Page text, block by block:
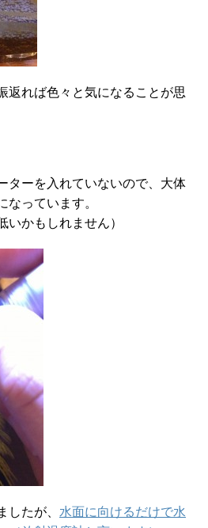
返れば色々と気になることが思
ターを入れていないので、大体
なっています。
いかもしれません）
たが、 水面に向けるだけで水